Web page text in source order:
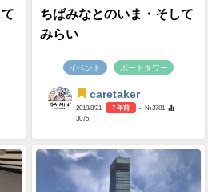
ちばみなとのいま・そして
みらい
イベント ポートタワー
caretaker
2018/8/21 7 年前
- №3781
3075